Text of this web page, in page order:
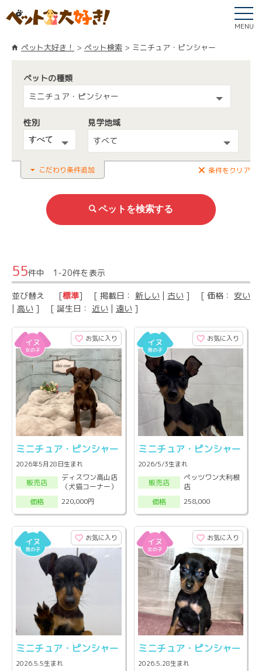
MENU
ペット大好き！ ペット検索 ミニチュア・ピンシャー
ペットの種類
ミニチュア・ピンシャー
性別
見学地域
すべて
こだわり条件追加 条件をクリア
55件中 1-20件を表示
並び替え [標準] [ 掲載日： 新しい | 古い ] [ 価格： 安い
| 高い ] [ 誕生日： 近い | 遠い ]
お気に入り
ミニチュア・ピンシャー
2026年5月28日生まれ
販売店
ディスワン高山店
（犬猫コーナー）
価格
220,000円
お気に入り
ミニチュア・ピンシャー
2026/5/3生まれ
販売店
ペッツワン大利根
店
価格
258,000
お気に入り
ミニチュア・ピンシャー
2026.5.5生まれ
お気に入り
ミニチュア・ピンシャー
2026.5.28生まれ